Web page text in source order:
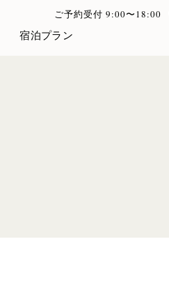
ご予約受付 9:00〜18:00
宿泊プラン